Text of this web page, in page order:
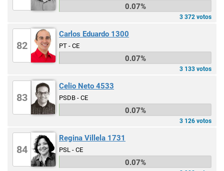
0.07%
3 372 votos
82
Carlos Eduardo 1300
PT - CE
0.07%
3 133 votos
83
Celio Neto 4533
PSDB - CE
0.07%
3 126 votos
84
Regina Villela 1731
PSL - CE
0.07%